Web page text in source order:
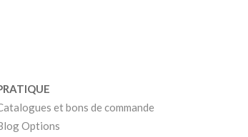
et bons de commande
Options